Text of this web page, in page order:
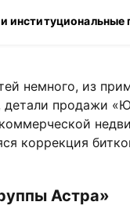
институциональные
немного, из
детали продажи «
коррекция
Астра»